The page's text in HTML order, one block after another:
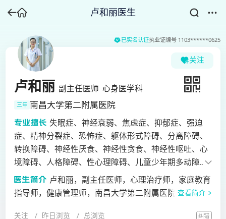
卢和丽医生
已实名认证执业证编号 1103******0625
关注
卢和丽 副主任医师 心身医学科
三甲 南昌大学第二附属医院
失眠症、神经衰弱、焦虑症、抑郁症、强迫
症、精神分裂症、恐怖症、躯体形式障碍、分离障碍、
转换障碍、神经性厌食、神经性贪食、神经性呕吐、心
境障碍、人格障碍、性心理障碍、儿童少年期多动障碍
与品行障碍、网络成瘾、社会适应性障碍、各种心理危
机（自杀倾向、工作学习问题、正常人的恋爱婚姻家庭
卢和丽，副主任医师，心理治疗师，家庭教育
指导师，健康管理师，南昌大学第二附属医院内科十八
查看简介
关注 昨日浏览 总浏览 纠错